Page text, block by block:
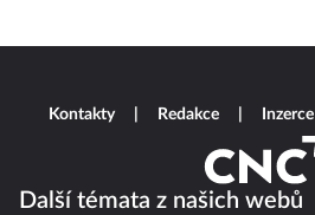
Další témata z našich webů
Kontakty Redakce Inzerce